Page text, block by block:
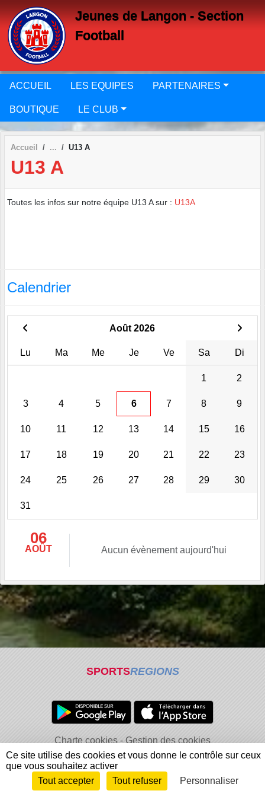
Jeunes de Langon - Section
Football
ACCUEIL LES EQUIPES PARTENAIRES
BOUTIQUE LE CLUB
Accueil U13 A
U13 A
Toutes les infos sur notre équipe U13 A sur : U13A
Calendrier
Août 2026
Lu Ma Me Je Ve Sa Di
1 2
3 4 5 6 7 8 9
10 11 12 13 14 15 16
17 18 19 20 21 22 23
24 25 26 27 28 29 30
31
06
AOÛT Aucun évènement aujourd'hui
SPORTSREGIONS
Charte cookies
Gestion des cookies
Informations légales
Signaler un contenu inapproprié
Envie de participer ? Connexion
Panneau de gestion des cookies
Ce site utilise des cookies et vous donne le contrôle sur ceux
que vous souhaitez activer
Tout accepter
Tout refuser Personnaliser